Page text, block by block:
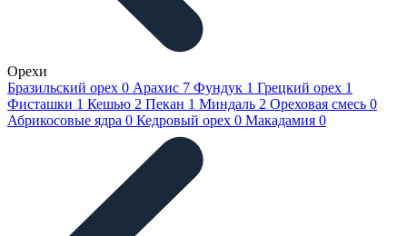
Орехи
Бразильский орех 0 Арахис 7 Фундук 1 Грецкий орех 1
Фисташки 1 Кешью 2 Пекан 1 Миндаль 2 Ореховая смесь 0
Абрикосовые ядра 0 Кедровый орех 0 Макадамия 0